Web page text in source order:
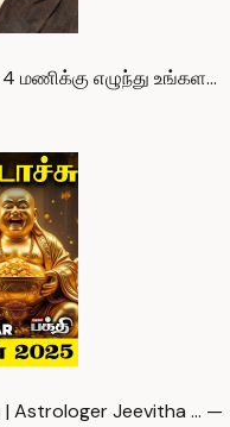
மணிக்கு எழுந்து உங்கள…
| Astrologer Jeevitha … —